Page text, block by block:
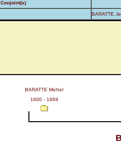
Conjoint(s)
BARATTE
BARATTE Michel
1600 - 1669